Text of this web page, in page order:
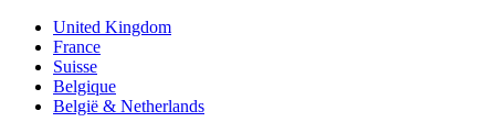
United Kingdom
France
Suisse
Belgique
België & Netherlands